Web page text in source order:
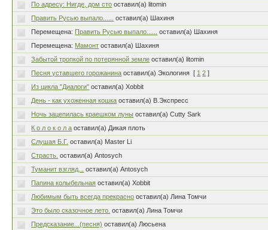
По адресу: Нигде, дом сто оставил(а) litomin
Править Русью выпало......
оставил(а) Шахиня
Перемещена: Править Русью выпало......
оставил(а) Шахиня
Перемещена: Мамонт оставил(а) Шахиня
Забытой тропкой по потерянной земле оставил(а) litomin
Песня уставшего горожанина оставил(а) Экологиня [ 1 2 ]
Из цикла "Диалоги" оставил(а) Xobbit
День - как ухоженная кошка оставил(а) В.Экспресс
Ночь зацепилась краешком луны оставил(а) Cutty Sark
К о л о к о л а оставил(а) Дикая плоть
Слушая Б.Г. оставил(а) Master Li
Страсть. оставил(а) Antosych
Туманит взгляд...
оставил(а) Antosych
Папина колыбельная оставил(а) Xobbit
Любимым быть всегда прекрасно оставил(а) Лина Томчи
Это было сказочное лето. оставил(а) Лина Томчи
Предсказание...(песня) оставил(а) Люсьена